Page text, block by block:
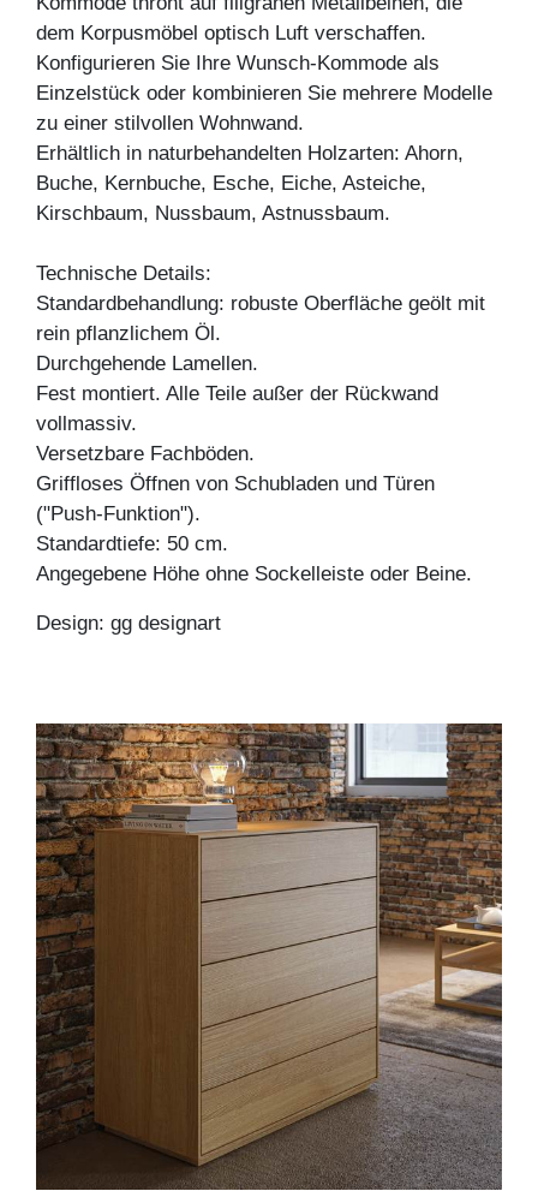
dem Korpusmöbel optisch Luft verschaffen.
Konfigurieren Sie Ihre Wunsch-Kommode als
Einzelstück oder kombinieren Sie mehrere Modelle
zu einer stilvollen Wohnwand.
Erhältlich in naturbehandelten Holzarten: Ahorn,
Buche, Kernbuche, Esche, Eiche, Asteiche,
Kirschbaum, Nussbaum, Astnussbaum.
Technische Details:
Standardbehandlung: robuste Oberfläche geölt mit
rein pflanzlichem Öl.
Durchgehende Lamellen.
Fest montiert. Alle Teile außer der Rückwand
vollmassiv.
Versetzbare Fachböden.
Griffloses Öffnen von Schubladen und Türen
("Push-Funktion").
Standardtiefe: 50 cm.
Angegebene Höhe ohne Sockelleiste oder Beine.
Design: gg designart